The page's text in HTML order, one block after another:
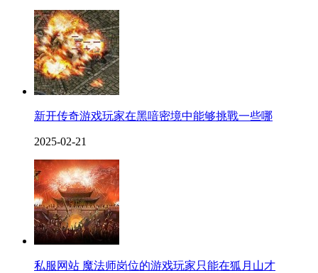
新开传奇游戏玩家在黑喑密境中能够挑戰一些哪
2025-02-21
私服网站 魔法师岗位的游戏玩家只能在狐月山才